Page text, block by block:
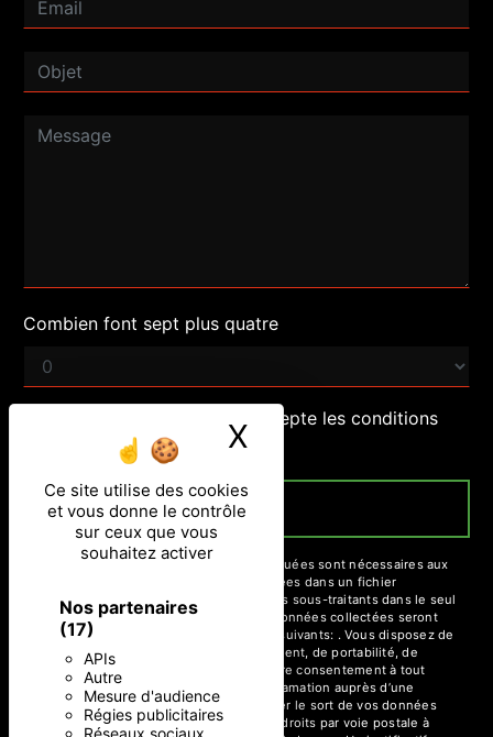
Ce site utilise des cookies
et vous donne le contrôle
sur ceux que vous
souhaitez activer
Nos partenaires
(17)
APIs
Autre
Mesure d'audience
Régies publicitaires
Réseaux sociaux
X Masquer le
Combien font sept plus quatre
En cochant cette case, j'accepte les conditions
particulières ci-dessous **
ENVOYER
** Les données personnelles communiquées sont nécessaires aux
fins de vous contacter et sont enregistrées dans un fichier
informatisé. Elles sont destinées à et ses sous-traitants dans le seul
but de répondre à votre message. Les données collectées seront
communiquées aux seuls destinataires suivants: . Vous disposez de
droits d’accès, de rectification, d’effacement, de portabilité, de
limitation, d’opposition, de retrait de votre consentement à tout
moment et du droit d’introduire une réclamation auprès d’une
autorité de contrôle, ainsi que d’organiser le sort de vos données
post-mortem. Vous pouvez exercer ces droits par voie postale à